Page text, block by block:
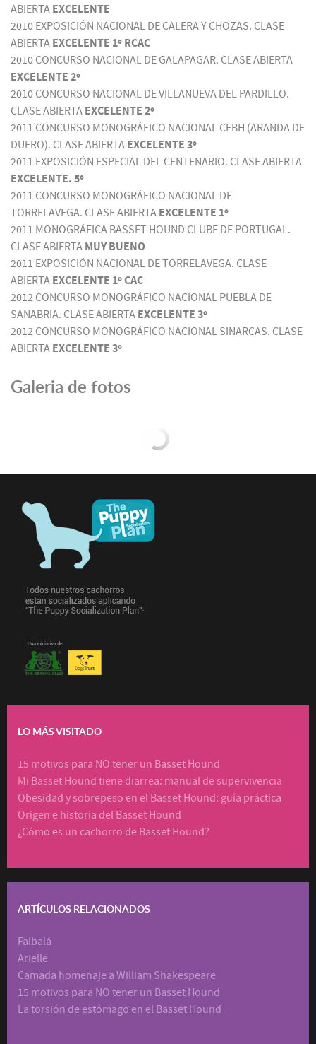
ABIERTA EXCELENTE
2010 EXPOSICIÓN NACIONAL DE CALERA Y CHOZAS. CLASE
ABIERTA EXCELENTE 1º RCAC
2010 CONCURSO NACIONAL DE GALAPAGAR. CLASE ABIERTA
EXCELENTE 2º
2010 CONCURSO NACIONAL DE VILLANUEVA DEL PARDILLO.
CLASE ABIERTA EXCELENTE 2º
2011 CONCURSO MONOGRÁFICO NACIONAL CEBH (ARANDA DE
DUERO). CLASE ABIERTA EXCELENTE 3º
2011 EXPOSICIÓN ESPECIAL DEL CENTENARIO. CLASE ABIERTA
EXCELENTE. 5º
2011 CONCURSO MONOGRÁFICO NACIONAL DE
TORRELAVEGA. CLASE ABIERTA EXCELENTE 1º
2011 MONOGRÁFICA BASSET HOUND CLUBE DE PORTUGAL.
CLASE ABIERTA MUY BUENO
2011 EXPOSICIÓN NACIONAL DE TORRELAVEGA. CLASE
ABIERTA EXCELENTE 1º CAC
2012 CONCURSO MONOGRÁFICO NACIONAL PUEBLA DE
SANABRIA. CLASE ABIERTA EXCELENTE 3º
2012 CONCURSO MONOGRÁFICO NACIONAL SINARCAS. CLASE
ABIERTA EXCELENTE 3º
Galeria de fotos
LO MÁS VISITADO
15 motivos para NO tener un Basset Hound
Mi Basset Hound tiene diarrea: manual de supervivencia
Obesidad y sobrepeso en el Basset Hound: guía práctica
Origen e historia del Basset Hound
¿Cómo es un cachorro de Basset Hound?
ARTÍCULOS RELACIONADOS
Falbalá
Arielle
Camada homenaje a William Shakespeare
15 motivos para NO tener un Basset Hound
La torsión de estómago en el Basset Hound